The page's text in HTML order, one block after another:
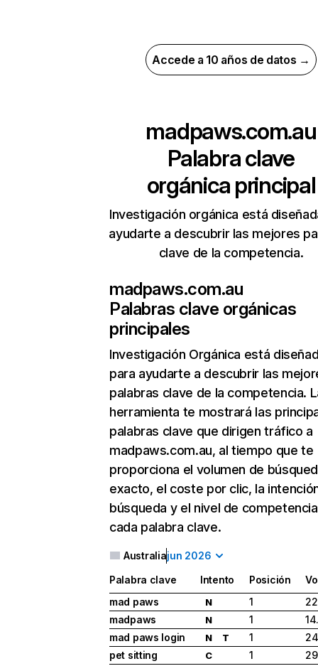
Accede a 10 años de datos →
madpaws.com.au
Palabra clave
orgánica principal
Investigación orgánica está
ayudarte a descubrir las mejores
clave de la competencia.
madpaws.com.au
Palabras clave orgánicas
principales
Investigación Orgánica está
para ayudarte a descubrir las
palabras clave de la competencia.
herramienta te mostrará las
palabras clave que dirigen tráfico a
madpaws.com.au, al tiempo que te
proporciona el volumen de
exacto, el coste por clic, la
búsqueda y el nivel de
cada palabra clave.
Australiajun 2026
Palabra clave Intento Posición
mad paws
N 1
madpaws
N 1
mad paws login
N T 1
pet sitting
C 1